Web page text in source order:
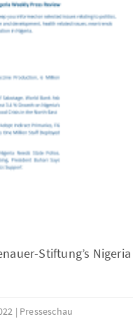
Stiftung’s Nigeria
Presseschau